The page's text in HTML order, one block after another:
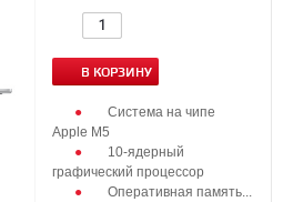
В КОРЗИНУ
Система на чипе
Apple M5
10‑ядерный
графический процессор
Оперативная память...